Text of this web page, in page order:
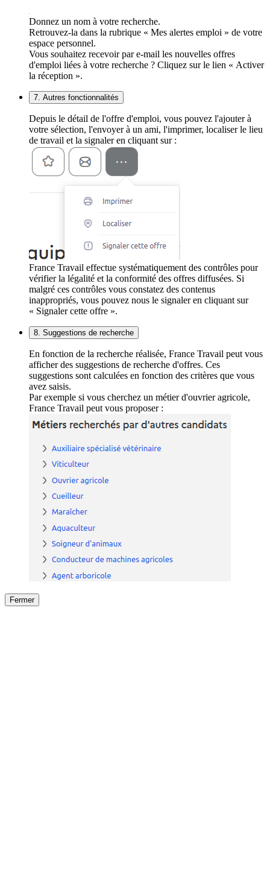
Donnez un nom à votre recherche.
Retrouvez-la dans la rubrique « Mes alertes emploi » de votre
espace personnel.
Vous souhaitez recevoir par e-mail les nouvelles offres
d'emploi liées à votre recherche ? Cliquez sur le lien « Activer
la réception ».
7. Autres fonctionnalités
Depuis le détail de l'offre d'emploi, vous pouvez l'ajouter à
votre sélection, l'envoyer à un ami, l'imprimer, localiser le lieu
de travail et la signaler en cliquant sur :
France Travail effectue systématiquement des contrôles pour
vérifier la légalité et la conformité des offres diffusées. Si
malgré ces contrôles vous constatez des contenus
inappropriés, vous pouvez nous le signaler en cliquant sur
« Signaler cette offre ».
8. Suggestions de recherche
En fonction de la recherche réalisée, France Travail peut vous
afficher des suggestions de recherche d'offres. Ces
suggestions sont calculées en fonction des critères que vous
avez saisis.
Par exemple si vous cherchez un métier d'ouvrier agricole,
France Travail peut vous proposer :
Fermer